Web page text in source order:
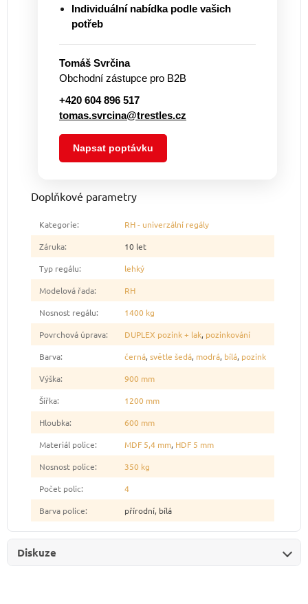
Individuální nabídka podle vašich
potřeb
Tomáš Svrčina
Obchodní zástupce pro B2B
+420 604 896 517
tomas.svrcina@trestles.cz
Napsat poptávku
Doplňkové parametry
Kategorie:
RH - univerzální regály
Záruka:
10 let
Typ regálu:
lehký
Modelová řada:
RH
Nosnost regálu:
1400 kg
Povrchová úprava: DUPLEX pozink + lak, pozinkování
Barva: černá, světle šedá, modrá, bílá, pozink
Výška:
900 mm
Šířka:
1200 mm
Hloubka:
600 mm
Materiál police: MDF 5,4 mm, HDF 5 mm
Nosnost police:
350 kg
Počet polic:
4
Barva police: přírodní, bílá
Diskuze